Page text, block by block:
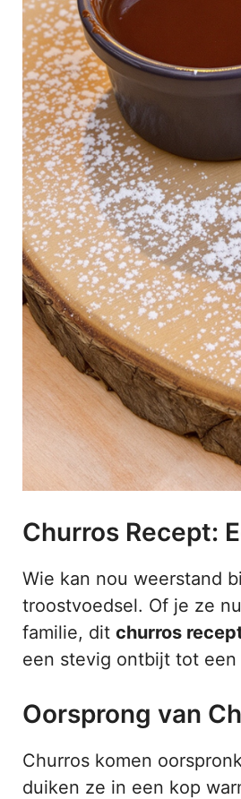
Churros Recept:
Wie kan nou weerstand
troostvoedsel. Of je ze
familie, dit churros
een stevig ontbijt tot
Oorsprong van
Churros komen
duiken ze in een kop